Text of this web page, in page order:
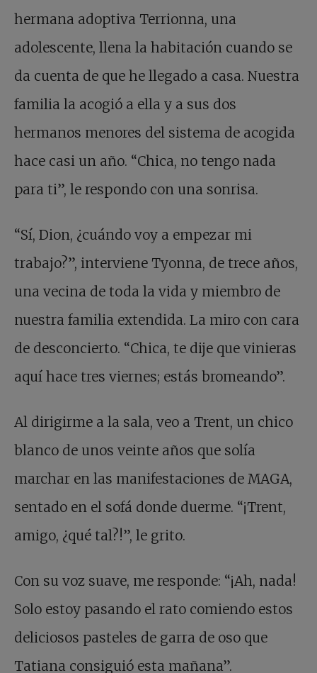
hermana adoptiva Terrionna, una
adolescente, llena la habitación cuando se
da cuenta de que he llegado a casa. Nuestra
familia la acogió a ella y a sus dos
hermanos menores del sistema de acogida
hace casi un año. “Chica, no tengo nada
para ti”, le respondo con una sonrisa.
“Sí, Dion, ¿cuándo voy a empezar mi
trabajo?”, interviene Tyonna, de trece años,
una vecina de toda la vida y miembro de
nuestra familia extendida. La miro con cara
de desconcierto. “Chica, te dije que vinieras
aquí hace tres viernes; estás bromeando”.
Al dirigirme a la sala, veo a Trent, un chico
blanco de unos veinte años que solía
marchar en las manifestaciones de MAGA,
sentado en el sofá donde duerme. “¡Trent,
amigo, ¿qué tal?!”, le grito.
Con su voz suave, me responde: “¡Ah, nada!
Solo estoy pasando el rato comiendo estos
deliciosos pasteles de garra de oso que
Tatiana consiguió esta mañana”.